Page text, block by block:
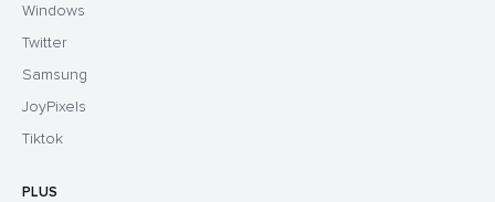
Windows
Twitter
Samsung
JoyPixels
Tiktok
PLUS